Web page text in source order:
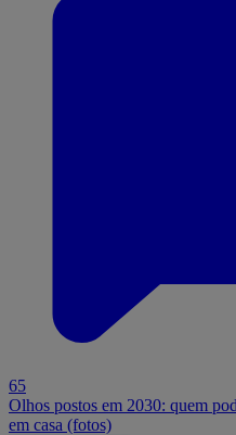
65
Olhos postos em 2030: quem
em casa (fotos)